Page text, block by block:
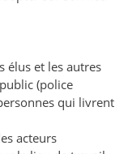
élus et les autres
(police
qui livrent
acteurs